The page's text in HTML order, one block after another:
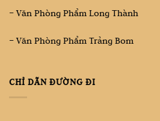
– Văn Phòng Phẩm Long Thành
– Văn Phòng Phẩm Trảng Bom
CHỈ DẪN ĐƯỜNG ĐI